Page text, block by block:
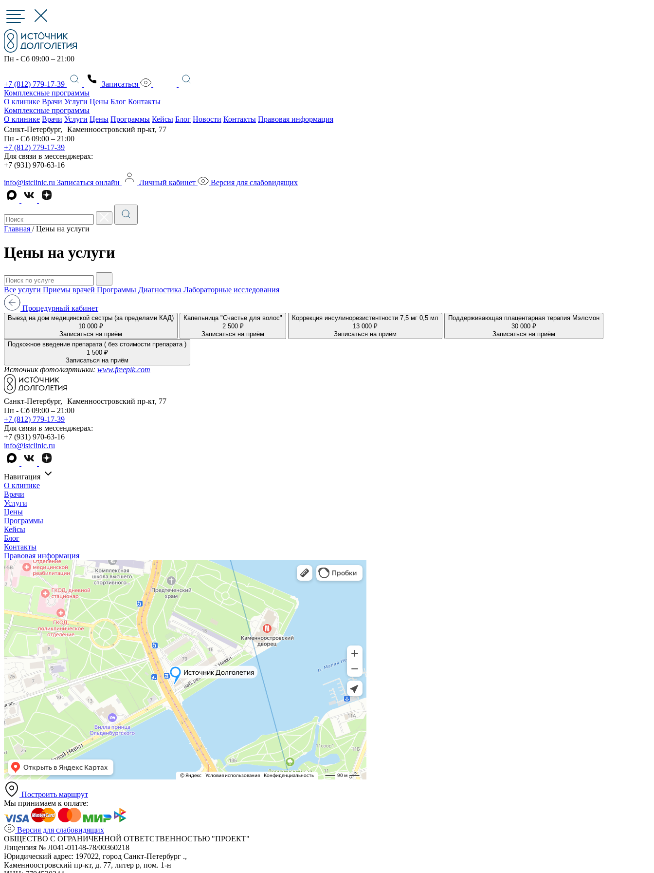
Пн - Сб 09:00 – 21:00
+7 (812) 779-17-39
Записаться
Комплексные программы
О клинике Врачи Услуги Цены Блог Контакты
Комплексные программы
О клинике Врачи Услуги Цены Программы Кейсы Блог Новости Контакты Правовая информация
Санкт-Петербург, Каменноостровский пр-кт, 77
Пн - Сб 09:00 – 21:00
+7 (812) 779-17-39
Для связи в мессенджерах:
+7 (931) 970-63-16
info@istclinic.ru Записаться онлайн Личный кабинет Версия для слабовидящих
Главная / Цены на услуги
Цены на услуги
Все услуги Приемы врачей Программы Диагностика Лабораторные исследования
Процедурный кабинет
Выезд на дом медицинской сестры (за пределами КАД)
10 000 ₽
Записаться на приём
Капельница "Счастье для волос"
2 500 ₽
Записаться на приём
Коррекция инсулинорезистентности 7,5 мг 0,5 мл
13 000 ₽
Записаться на приём
Поддерживающая плацентарная терапия Мэлсмон
30 000 ₽
Записаться на приём
Подкожное введение препарата ( без стоимости препарата )
1 500 ₽
Записаться на приём
Источник фото/картинки: www.freepik.com
Санкт-Петербург, Каменноостровский пр-кт, 77
Пн - Сб 09:00 – 21:00
+7 (812) 779-17-39
Для связи в мессенджерах:
+7 (931) 970-63-16
info@istclinic.ru
Навигация
О клинике
Врачи
Услуги
Цены
Программы
Кейсы
Блог
Контакты
Правовая информация
Построить маршрут
Мы принимаем к оплате:
Версия для слабовидящих
ОБЩЕСТВО С ОГРАНИЧЕННОЙ ОТВЕТСТВЕННОСТЬЮ "ПРОЕКТ"
Лицензия № Л041-01148-78/00360218
Юридический адрес: 197022, город Санкт-Петербург .,
Каменноостровский пр-кт, д. 77, литер р, пом. 1-н